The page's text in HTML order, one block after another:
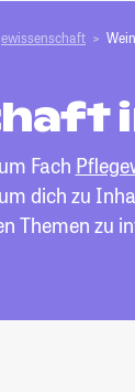
Fach
dich zu
Themen zu